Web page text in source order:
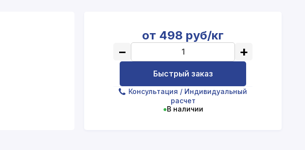
от 498 руб/кг
− +
Быстрый заказ
Консультация / Индивидуальный
расчет
●В наличии